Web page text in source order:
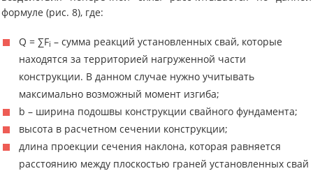
формуле (рис. 8), где:
Q = ∑Fi – сумма реакций установленных свай, которые
находятся за территорией нагруженной части
конструкции. В данном случае нужно учитывать
максимально возможный момент изгиба;
b – ширина подошвы конструкции свайного фундамента;
высота в расчетном сечении конструкции;
длина проекции сечения наклона, которая равняется
расстоянию между плоскостью граней установленных свай